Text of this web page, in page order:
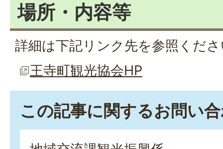
場所・内容等
詳細は下記リンク先を参照くだ
王寺町観光協会HP
この記事に関するお問い